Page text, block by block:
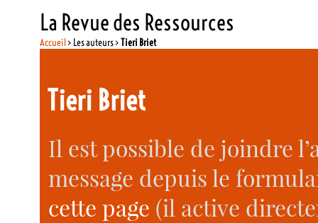
La Revue des Ressources
Accueil> Les auteurs >Tieri Briet
Tieri Briet
Il est possible de joindre
message depuis le
cette page (il active